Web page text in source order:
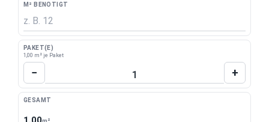
M² BENÖTIGT
PAKET(E)
1,00 m² je Paket
Produkt Anzahl: Gib den gewünschten
− +
GESAMT